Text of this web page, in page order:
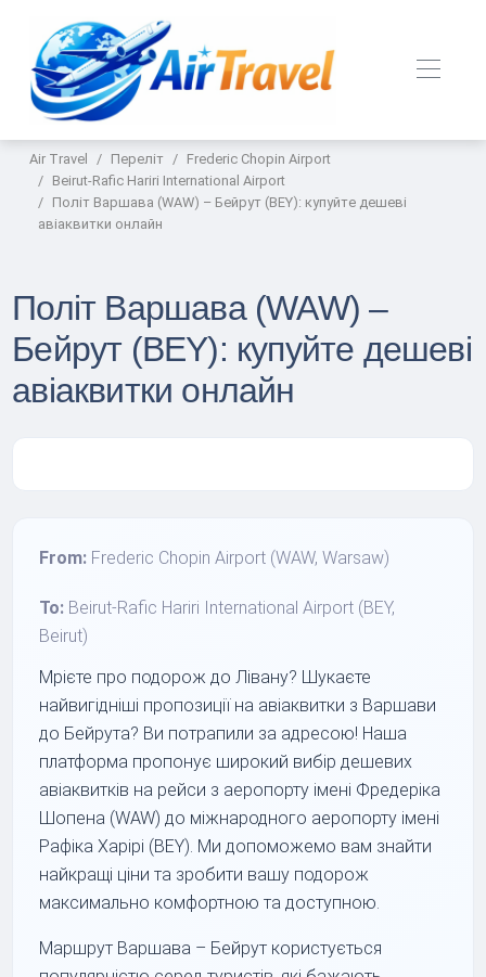
Air Travel Переліт
Frederic Chopin Airport
Beirut-Rafic Hariri International Airport
Політ Варшава (WAW) – Бейрут (BEY): купуйте дешеві
авіаквитки онлайн
Політ Варшава (WAW) –
Бейрут (BEY): купуйте дешеві
авіаквитки онлайн
From: Frederic Chopin Airport (WAW, Warsaw)
To: Beirut-Rafic Hariri International Airport (BEY,
Beirut)
Мрієте про подорож до Лівану? Шукаєте
найвигідніші пропозиції на авіаквитки з Варшави
до Бейрута? Ви потрапили за адресою! Наша
платформа пропонує широкий вибір дешевих
авіаквитків на рейси з аеропорту імені Фредеріка
Шопена (WAW) до міжнародного аеропорту імені
Рафіка Харірі (BEY). Ми допоможемо вам знайти
найкращі ціни та зробити вашу подорож
максимально комфортною та доступною.
Маршрут Варшава – Бейрут користується